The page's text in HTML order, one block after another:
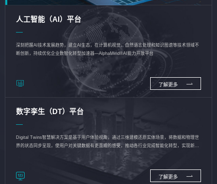
人工智能（AI）平台
深刻把握AI技术发展趋势，建立AI生态，在计算机视觉、自然语言处理和知识图谱等技术领域不
断创新，持续优化企业数智化转型加速器—AlphaMind®AI能力开放平台
了解更多
数字孪生（DT）平台
Digital Twins智慧解决方案是基于用户体验视角，通过三维建模还原实体场景，将数据和物理世
界的状态同步呈现，使用户对关键数据有更直观的感受，推动各行业完成智能化转型，实现新旧
了解更多